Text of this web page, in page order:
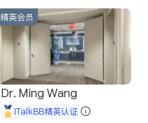
售前软装staging
室内装修
精英会员
Dr. Ming Wang
iTalkBB精英认证